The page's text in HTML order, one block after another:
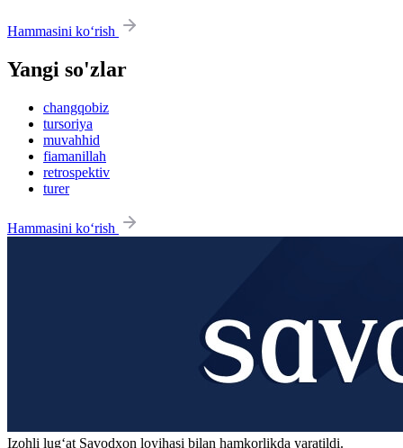
Hammasini ko‘rish
Yangi so'zlar
changqobiz
tursoriya
muvahhid
fiamanillah
retrospektiv
turer
Hammasini ko‘rish
Izohli lugʻat Savodxon loyihasi bilan hamkorlikda yaratildi.